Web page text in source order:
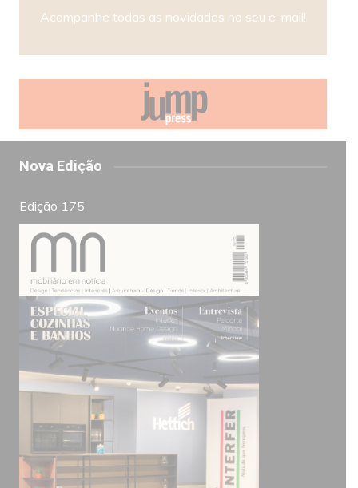
Acompanhe todas as novidades no seu e-mail!
Nova Edição
Edição 175